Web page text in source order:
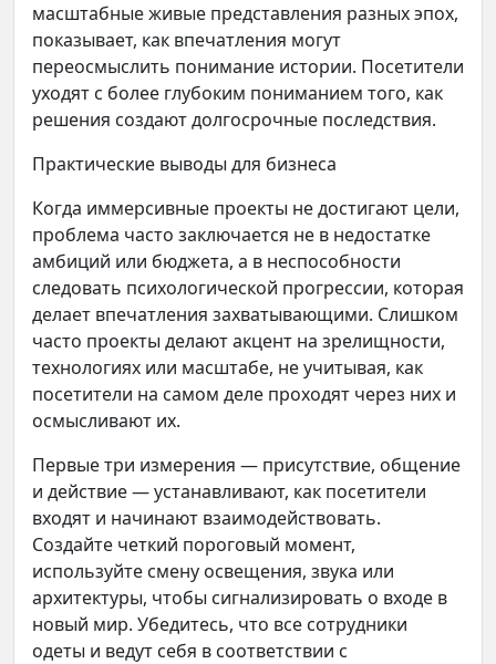
масштабные живые представления разных эпох,
показывает, как впечатления могут
переосмыслить понимание истории. Посетители
уходят с более глубоким пониманием того, как
решения создают долгосрочные последствия.
Практические выводы для бизнеса
Когда иммерсивные проекты не достигают цели,
проблема часто заключается не в недостатке
амбиций или бюджета, а в неспособности
следовать психологической прогрессии, которая
делает впечатления захватывающими. Слишком
часто проекты делают акцент на зрелищности,
технологиях или масштабе, не учитывая, как
посетители на самом деле проходят через них и
осмысливают их.
Первые три измерения — присутствие, общение
и действие — устанавливают, как посетители
входят и начинают взаимодействовать.
Создайте четкий пороговый момент,
используйте смену освещения, звука или
архитектуры, чтобы сигнализировать о входе в
новый мир. Убедитесь, что все сотрудники
одеты и ведут себя в соответствии с